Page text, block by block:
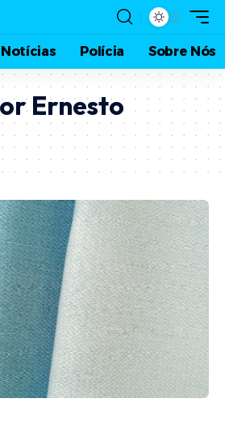
Notícias Polícia Sobre Nós
Ernesto